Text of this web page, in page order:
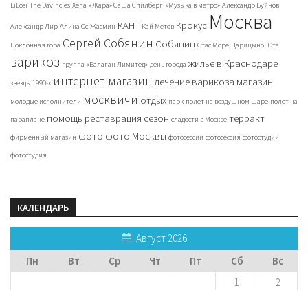
LiLosi The Davincies Xena «Жара» Саша Спилберг «Музыка в метро» Александр Буйнов
Александр Лир Алина Ос Жасмин КАНТ Кай Метов Крокус Москва
Поклонная гора Сергей Собянин Собянин Стас Море Царицыно Юта
варикоз группа «Балаган Лимитед» день города жилье в Краснодаре
звезды 1990-х интернет-магазин лечение варикоза магазин
молодые исполнители москвичи отдых парк полет на воздушном шаре полет на
параплане помощь реставрация сезон сладости в Москве терракт
фирменный магазин фото фото Москвы фотосессии фотосессия фотостудии
фотостудия
КАЛЕНДАРЬ
Август 2026
Пн
Вт Ср Чт Пт Сб Вс
1
2